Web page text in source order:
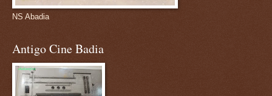
NS Abadia
Antigo Cine Badia